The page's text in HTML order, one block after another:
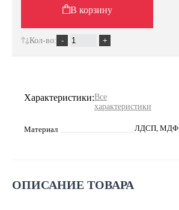
Характеристики:Все
характеристики
Материал ЛДСП, МДФ
ОПИСАНИЕ ТОВАРА
В корзину
Кол-во: